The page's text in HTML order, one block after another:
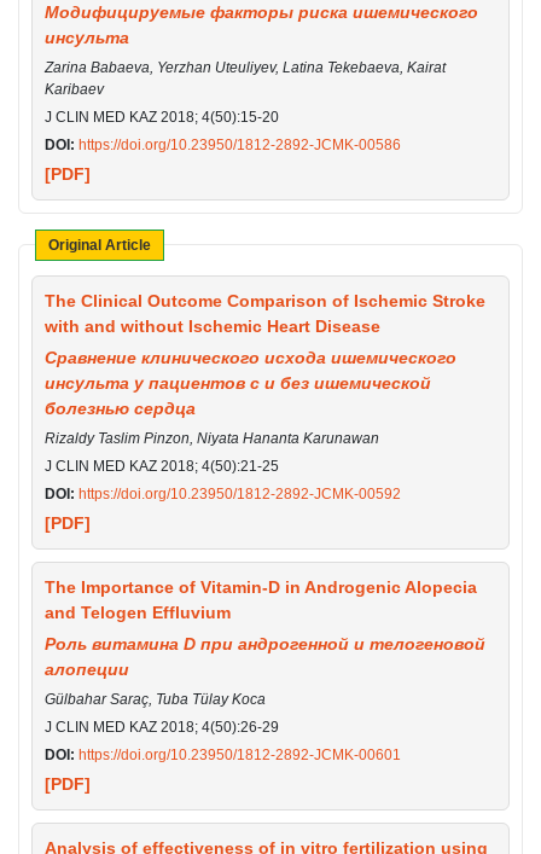
Модифицируемые факторы риска ишемического
инсульта
Zarina Babaeva, Yerzhan Uteuliyev, Latina Tekebaeva, Kairat
Karibaev
J CLIN MED KAZ 2018; 4(50):15-20
DOI: https://doi.org/10.23950/1812-2892-JCMK-00586
[PDF]
Original Article
The Clinical Outcome Comparison of Ischemic Stroke
with and without Ischemic Heart Disease
Сравнение клинического исхода ишемического
инсульта у пациентов с и без ишемической
болезнью сердца
Rizaldy Taslim Pinzon, Niyata Hananta Karunawan
J CLIN MED KAZ 2018; 4(50):21-25
DOI: https://doi.org/10.23950/1812-2892-JCMK-00592
[PDF]
The Importance of Vitamin-D in Androgenic Alopecia
and Telogen Effluvium
Роль витамина D при андрогенной и телогеновой
алопеции
Gülbahar Saraç, Tuba Tülay Koca
J CLIN MED KAZ 2018; 4(50):26-29
DOI: https://doi.org/10.23950/1812-2892-JCMK-00601
[PDF]
Analysis of effectiveness of in vitro fertilization using